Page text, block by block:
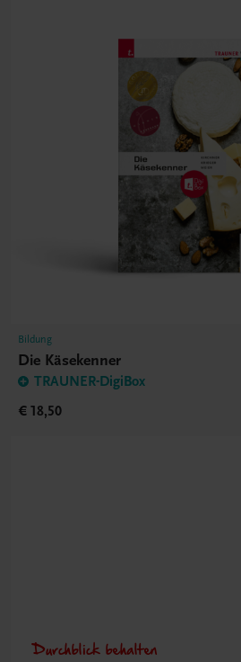
Bildung
Die Käsekenner
TRAUNER-DigiBox
€ 18,50
Durchblick behalten